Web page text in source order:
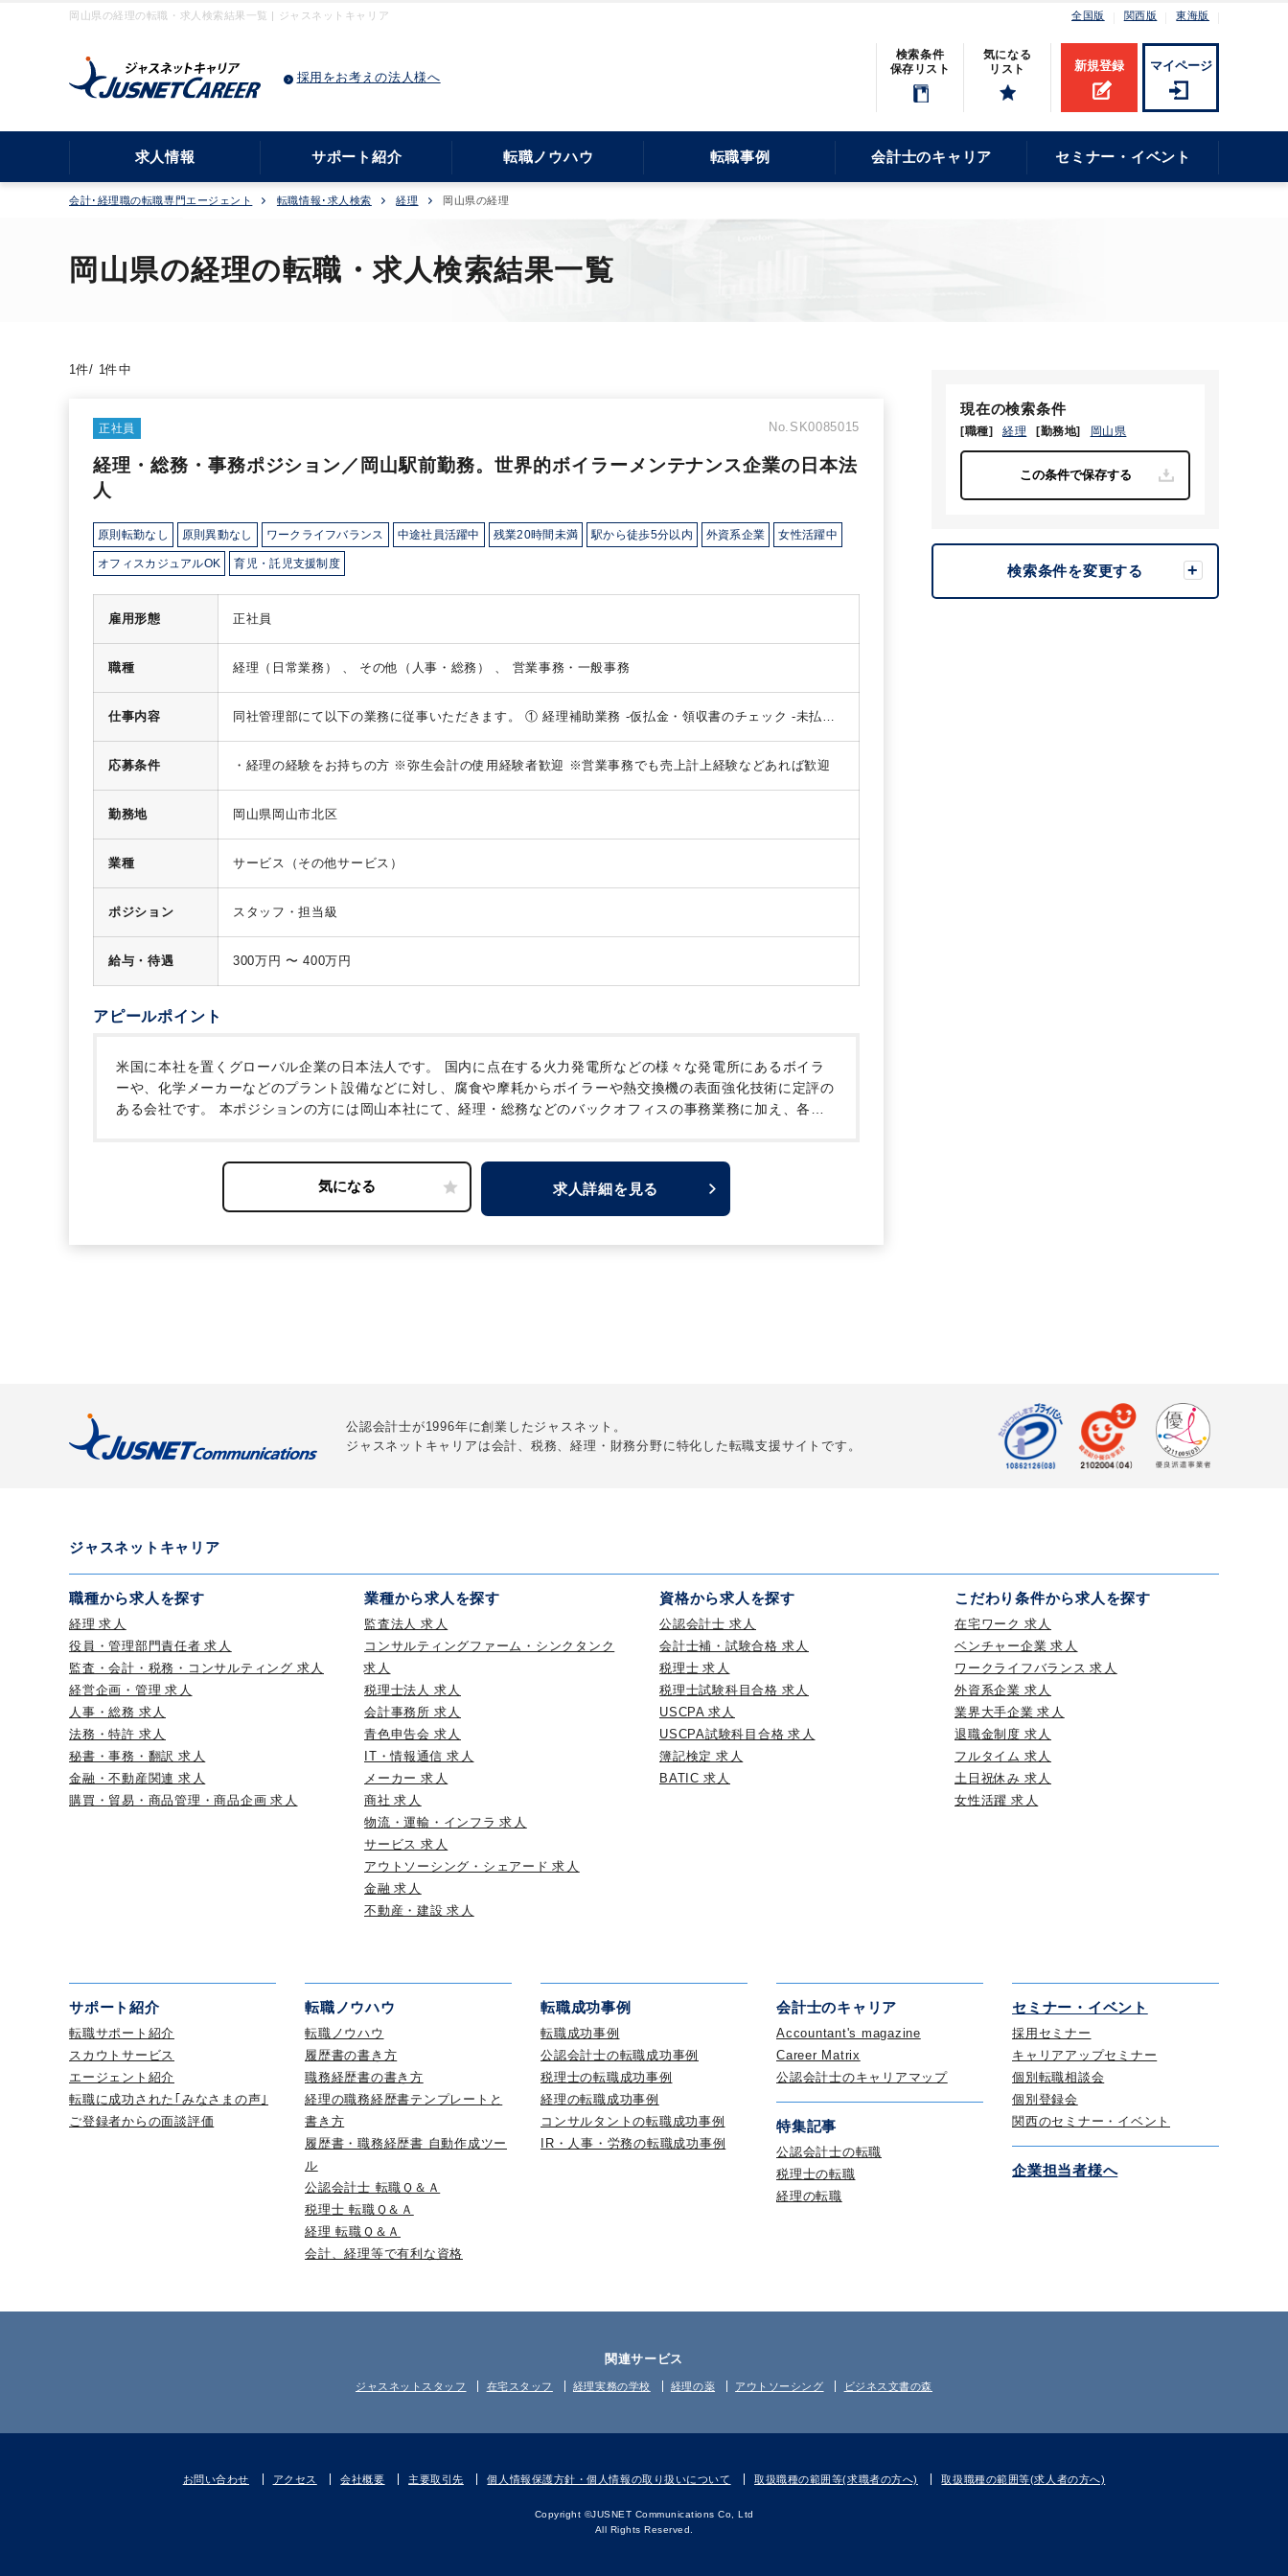
岡山県の経理の転職・求人検索結果一覧 | ジャスネットキャリア 全国版 関西版 東海版
採用をお考えの法人様へ
検索条件
保存リスト
気になる
リスト
新規登録 マイページ
求人情報 サポート紹介 転職ノウハウ 転職事例 会計士のキャリア セミナー・イベント
会計･経理職の転職専門エージェント 転職情報･求人検索 経理 岡山県の経理
岡山県の経理の転職・求人検索結果一覧
1件/ 1件中
正社員 No.SK0085015
経理・総務・事務ポジション／岡山駅前勤務。世界的ボイラーメンテナンス企業の日本法
人
原則転勤なし 原則異動なし ワークライフバランス 中途社員活躍中 残業20時間未満 駅から徒歩5分以内 外資系企業 女性活躍中
オフィスカジュアルOK 育児・託児支援制度
雇用形態 正社員
職種 経理（日常業務） 、 その他（人事・総務） 、 営業事務・一般事務
仕事内容 同社管理部にて以下の業務に従事いただきます。 ① 経理補助業務 ‐仮払金・領収書のチェック ‐未払
歳暮）の作成・郵送 ‐健康診断・ワクチン接種の手配・管理 ③ 営業・プロジェクト事務‐工事関連書類
（発注書・請書・納品書・請求書）の作成・発送・管理‐プロジェクト関連のホテル・航空券の予約 ④
管理・その他業務
応募条件 ・経理の経験をお持ちの方 ※弥生会計の使用経験者歓迎 ※営業事務でも売上計上経験などあれば歓迎
勤務地 岡山県岡山市北区
業種 サービス（その他サービス）
ポジション スタッフ・担当級
給与・待遇 300万円 〜 400万円
アピールポイント
米国に本社を置くグローバル企業の日本法人です。
国内に点在する火力発電所などの様々な発電所にあるボイラ
ーや、化学メーカーなどのプラント設備などに対し、腐食や摩耗からボイラーや熱交換機の表面強化技術に定評の
ある会社です。
本ポジションの方には岡山本社にて、経理・総務などのバックオフィスの事務業務に加え、各種
勧めのポジションです。
求人詳細を見る
現在の検索条件
[職種] 経理 [勤務地] 岡山県
検索条件を変更する
公認会計士が1996年に創業したジャスネット。
ジャスネットキャリアは会計、税務、経理・財務分野に 特化した転職支援サイトです。
ジャスネットキャリア
職種から求人を探す
経理 求人
役員・管理部門責任者 求人
監査・会計・税務・コンサルティング 求人
経営企画・管理 求人
人事・総務 求人
法務・特許 求人
秘書・事務・翻訳 求人
金融・不動産関連 求人
購買・貿易・商品管理・商品企画 求人
業種から求人を探す
監査法人 求人
コンサルティングファーム・シンクタンク
求人
税理士法人 求人
会計事務所 求人
青色申告会 求人
IT・情報通信 求人
メーカー 求人
商社 求人
物流・運輸・インフラ 求人
サービス 求人
アウトソーシング・シェアード 求人
金融 求人
不動産・建設 求人
資格から求人を探す
公認会計士 求人
会計士補・試験合格 求人
税理士 求人
税理士試験科目合格 求人
USCPA 求人
USCPA試験科目合格 求人
簿記検定 求人
BATIC 求人
こだわり条件から求人を探す
在宅ワーク 求人
ベンチャー企業 求人
ワークライフバランス 求人
外資系企業 求人
業界大手企業 求人
退職金制度 求人
フルタイム 求人
土日祝休み 求人
女性活躍 求人
サポート紹介
転職サポート紹介
スカウトサービス
エージェント紹介
転職に成功された｢みなさまの声｣
ご登録者からの面談評価
転職ノウハウ
転職ノウハウ
履歴書の書き方
職務経歴書の書き方
経理の職務経歴書テンプレートと
書き方
履歴書・職務経歴書 自動作成ツー
ル
公認会計士 転職Ｑ＆Ａ
税理士 転職Ｑ＆Ａ
経理 転職Ｑ＆Ａ
会計、経理等で有利な資格
転職成功事例
転職成功事例
公認会計士の転職成功事例
税理士の転職成功事例
経理の転職成功事例
コンサルタントの転職成功事例
IR・人事・労務の転職成功事例
会計士のキャリア
Accountant's magazine
Career Matrix
公認会計士のキャリアマップ
特集記事
公認会計士の転職
税理士の転職
経理の転職
セミナー・イベント
採用セミナー
キャリアアップセミナー
個別転職相談会
個別登録会
関西のセミナー・イベント
企業担当者様へ
関連サービス
ジャスネットスタッフ 在宅スタッフ 経理実務の学校 経理の薬 アウトソーシング ビジネス文書の森
お問い合わせ アクセス 会社概要 主要取引先 個人情報保護方針・個人情報の取り扱いについて 取扱職種の範囲等(求職者の方へ) 取扱職種の範囲等(求人者の方へ)
Copyright ©JUSNET Communications Co, Ltd
All Rights Reserved.